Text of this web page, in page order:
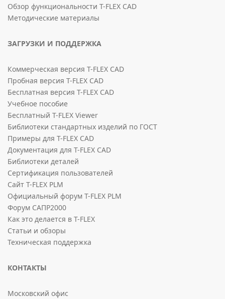
Обзор функциональности T-FLEX CAD
Методические материалы
ЗАГРУЗКИ И ПОДДЕРЖКА
Коммерческая версия T-FLEX CAD
Пробная версия T-FLEX CAD
Бесплатная версия T-FLEX CAD
Учебное пособие
Бесплатный T-FLEX Viewer
Библиотеки стандартных изделий по ГОСТ
Примеры для T-FLEX CAD
Документация для T-FLEX CAD
Библиотеки деталей
Сертификация пользователей
Сайт T-FLEX PLM
Официальный форум T-FLEX PLM
Форум САПР2000
Как это делается в T-FLEX
Статьи и обзоры
Техническая поддержка
КОНТАКТЫ
Московский офис